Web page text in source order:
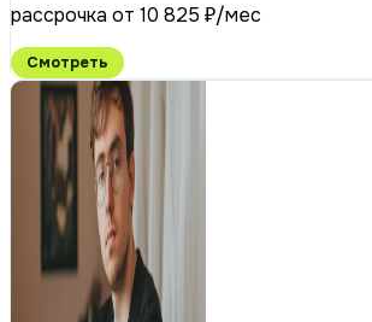
рассрочка от 10 825 ₽/мес
Смотреть